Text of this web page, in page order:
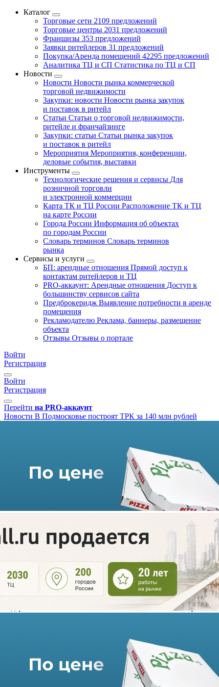
Каталог
Торговые сети 2109 предложений
Торговые центры 2031 предложений
Франшизы 353 предложений
Заявки ритейлеров 31 предложений
Покупка/Аренда помещений 42295 предложений
Аналитика ТЦ и СП Статистика по ТЦ и СП
Новости
Новости Новости рынка коммерческой
торговой недвижимости
Закупки: новости Новости рынка закупок
и поставок в ритейл
Статьи Статьи о торговой недвижимости,
ритейле и франчайзинге
Закупки: статьи Статьи рынка закупок
и поставок в ритейл
Мероприятия Мероприятия, конференции,
деловые события, выставки
Инструменты
Технологические решения и сервисы Для
розничной торговли
и электронной коммерции
Карта ТК и ТЦ России Расположение ТК и ТЦ
на карте России
Города России Информация об объектах
по городам России
Словарь терминов Словарь терминов
рынка
Сервисы и услуги
БП: арендные отношения Прямой доступ к
контактам ритейлеров и ТЦ
PRO-аккаунт: Арендные отношения Доступ к
большинству сервисов сайта
Предброкеридж Выявление потребности в аренде
помещения
Рекламодателю Реклама, баннеры, размещение
объекта
Отзывы Отзывы о портале
Войти
Регистрация
Войти
Регистрация
Перейти на PRO-аккаунт
Новости В Подмосковье построят ТРК за 140 млн рублей
В Подмосковье построят ТРК
за 140 млн рублей
07.12.2022 г. в 10:28
1 мин
В деревне Осташево в Московской области появится торгово-
развлекательный комплекс площадью 3 552 кв. метров.
В новом ТРК разместятся магазины, коворкинг-зона и фуд-
Рядом с комплексом будут оборудованы парковка, детская и